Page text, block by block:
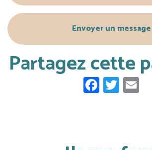
Envoyer un message
Partagez cette
Facebook
Twitter